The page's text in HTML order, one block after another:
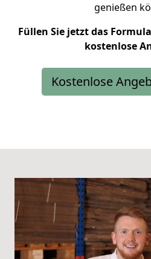
genießen
Füllen Sie jetzt das
kostenlose
Kostenlose